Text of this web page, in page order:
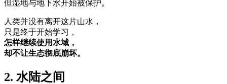
但湿地与地下水开始被保护。
人类并没有离开这片山水，
只是终于开始学习，
怎样继续使用水域，
却不让生态彻底崩坏。
2. 水陆之间